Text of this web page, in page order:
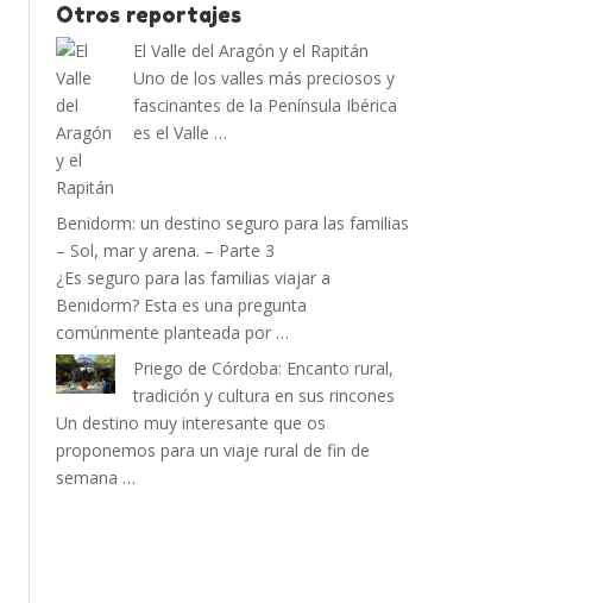
Otros reportajes
El Valle del Aragón y el Rapitán
Uno de los valles más preciosos y
fascinantes de la Península Ibérica
es el Valle …
Benidorm: un destino seguro para las familias
– Sol, mar y arena. – Parte 3
¿Es seguro para las familias viajar a
Benidorm? Esta es una pregunta
comúnmente planteada por …
Priego de Córdoba: Encanto rural,
tradición y cultura en sus rincones
Un destino muy interesante que os
proponemos para un viaje rural de fin de
semana …